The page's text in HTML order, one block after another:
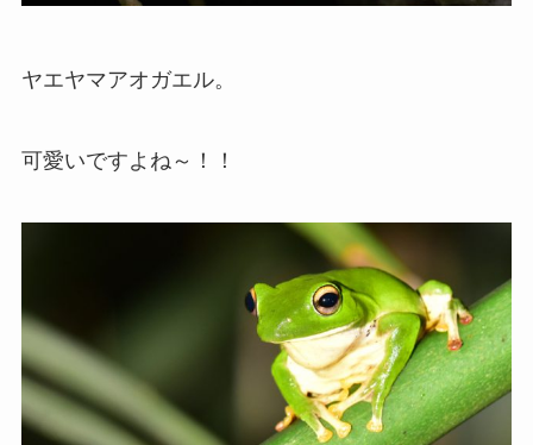
ヤエヤマアオガエル。
可愛いですよね～！！